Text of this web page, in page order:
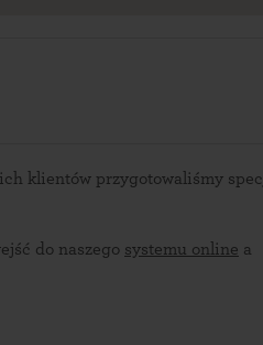
klientów przygotowaliśmy
do naszego systemu online a